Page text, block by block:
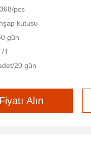
pcs
kutusu
gün
T
20 gün
Alın